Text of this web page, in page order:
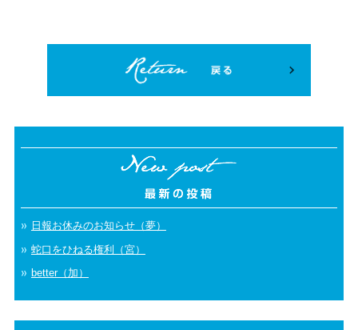
日報お休みのお知らせ（夢）
蛇口をひねる権利（宮）
better（加）